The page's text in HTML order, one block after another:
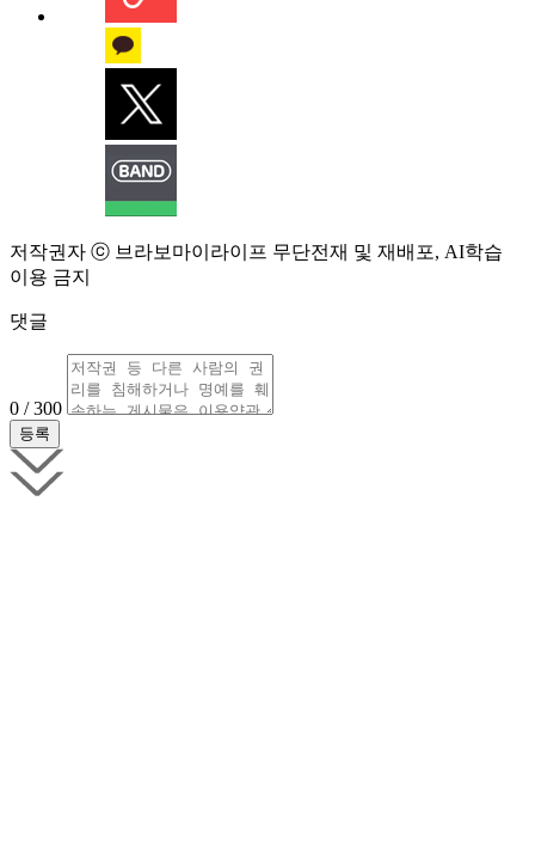
저작권자 ⓒ 브라보마이라이프 무단전재 및 재배포, AI학습
이용 금지
댓글
0 / 300